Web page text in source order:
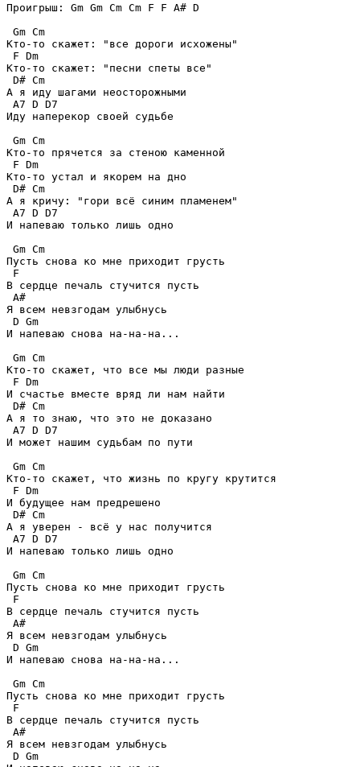
Проигрыш: Gm Gm Cm Cm F F A# D
Gm Cm
Кто-то скажет: "все дороги исхожены"
F Dm
Кто-то скажет: "песни спеты все"
D# Cm
А я иду шагами неосторожными
A7 D D7
Иду наперекор своей судьбе
Gm Cm
Кто-то прячется за стеною каменной
F Dm
Кто-то устал и якорем на дно
D# Cm
А я кричу: "гори всё синим пламенем"
A7 D D7
И напеваю только лишь одно
Gm Cm
Пусть снова ко мне приходит грусть
F
В сердце печаль стучится пусть
A#
Я всем невзгодам улыбнусь
D Gm
И напеваю снова на-на-на...
Gm Cm
Кто-то скажет, что все мы люди разные
F Dm
И счастье вместе вряд ли нам найти
D# Cm
А я то знаю, что это не доказано
A7 D D7
И может нашим судьбам по пути
Gm Cm
Кто-то скажет, что жизнь по кругу крутится
F Dm
И будущее нам предрешено
D# Cm
А я уверен - всё у нас получится
A7 D D7
И напеваю только лишь одно
Gm Cm
Пусть снова ко мне приходит грусть
F
В сердце печаль стучится пусть
A#
Я всем невзгодам улыбнусь
D Gm
И напеваю снова на-на-на...
Gm Cm
Пусть снова ко мне приходит грусть
F
В сердце печаль стучится пусть
A#
Я всем невзгодам улыбнусь
D Gm